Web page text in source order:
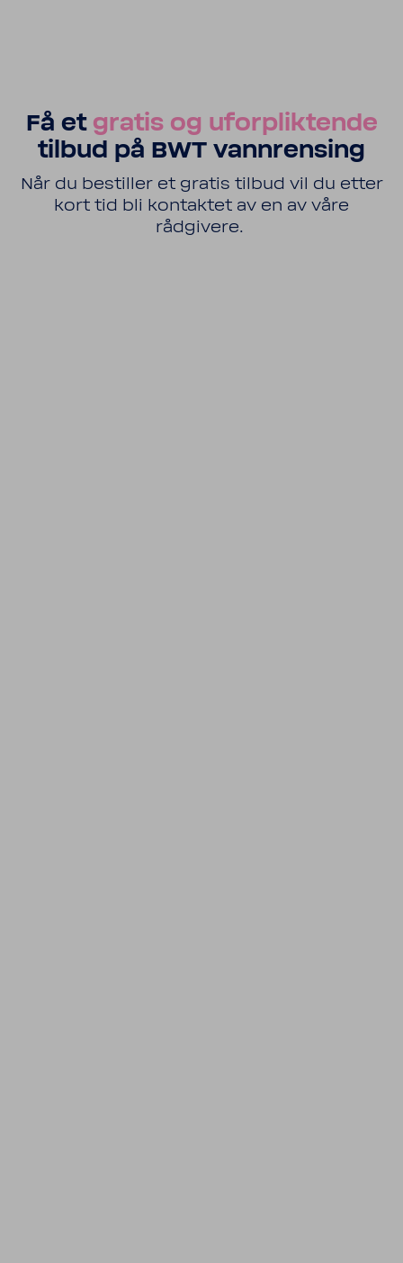
Få et gratis og uforpliktende
tilbud på BWT vannrensing
Når du bestiller et gratis tilbud vil du etter
kort tid bli kontaktet av en av våre
rådgivere.